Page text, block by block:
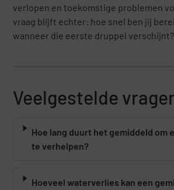
verlopen en toekomstige problemen
vraag blijft echter: hoe snel ben jij
wanneer die eerste druppel verschijnt?
Veelgestelde
Hoe lang duurt het gemiddeld om
te verhelpen?
Hoeveel waterverlies kan een